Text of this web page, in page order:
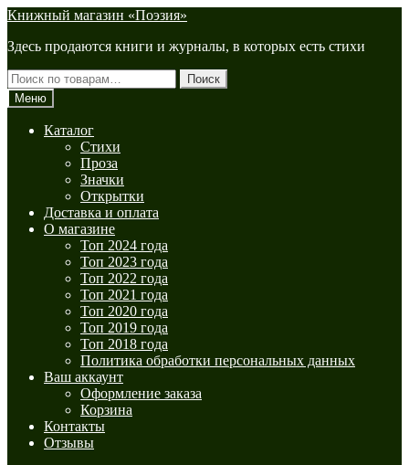
Перейти
навигации
Перейти
содержимому
Книжный магазин «Поэзия»
Здесь продаются книги и журналы, в которых есть стихи
Искать:
Поиск
Меню
Каталог
Стихи
Проза
Значки
Открытки
Доставка и оплата
О магазине
Топ 2024 года
Топ 2023 года
Топ 2022 года
Топ 2021 года
Топ 2020 года
Топ 2019 года
Топ 2018 года
Политика обработки персональных данных
Ваш аккаунт
Оформление заказа
Корзина
Контакты
Отзывы